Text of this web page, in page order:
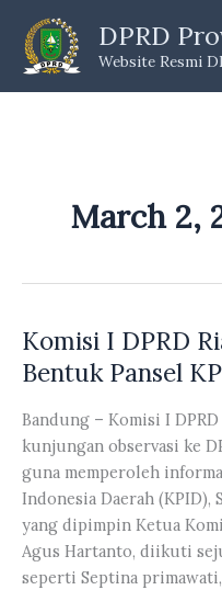
content
DPRD
Website Resmi
March 2,
Komisi I DPRD
Bentuk Pansel
Bandung – Komisi I
kunjungan observasi ke
guna memperoleh
Indonesia Daerah
yang dipimpin Ketua
Agus Hartanto, diikuti
seperti Septina